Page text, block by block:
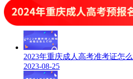
2023年重庆成人高考准考证怎
2023-08-25